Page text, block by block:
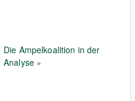
Die Ampelkoalition in der
Analyse »